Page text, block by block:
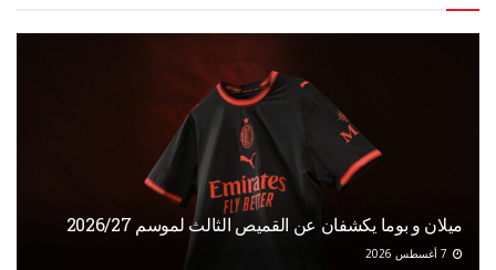
ميلان و بوما يكشفان عن القميص الثالث لموسم 2026/27